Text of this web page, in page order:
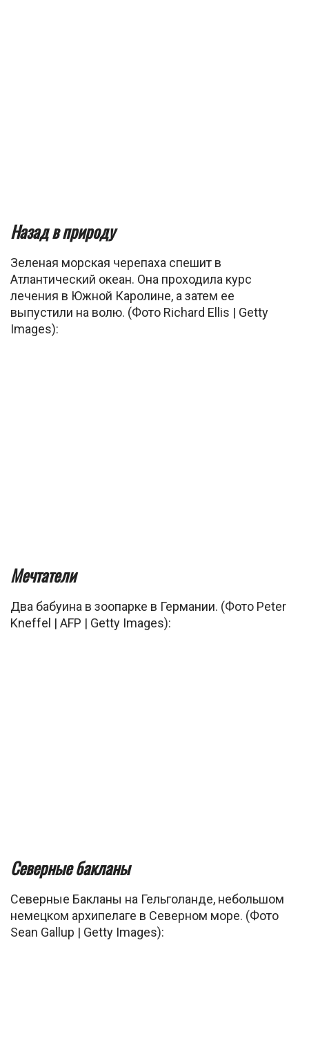
Назад в природу
Зеленая морская черепаха спешит в
Атлантический океан. Она проходила курс
лечения в Южной Каролине, а затем ее
выпустили на волю. (Фото Richard Ellis | Getty
Images):
Мечтатели
Два бабуина в зоопарке в Германии. (Фото Peter
Kneffel | AFP | Getty Images):
Северные бакланы
Северные Бакланы на Гельголанде, небольшом
немецком архипелаге в Северном море. (Фото
Sean Gallup | Getty Images):